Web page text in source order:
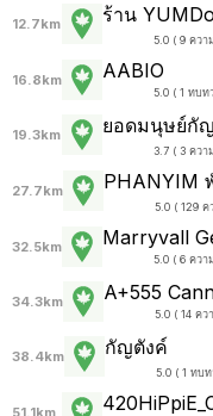
12.7km ร้าน
5.0 ( 9 ควา
16.8km AABIO
5.0 ( 1 ทบท
19.3km ยอดมนุษย์กั
3.7 ( 3 ควา
27.7km PHANYIM
5.0 ( 129 ค
32.5km Marryvall
5.0 ( 6 ควา
34.3km A+555
5.0 ( 14 คว
38.4km กัญตังค์
5.0 ( 1 ทบ
51.1km